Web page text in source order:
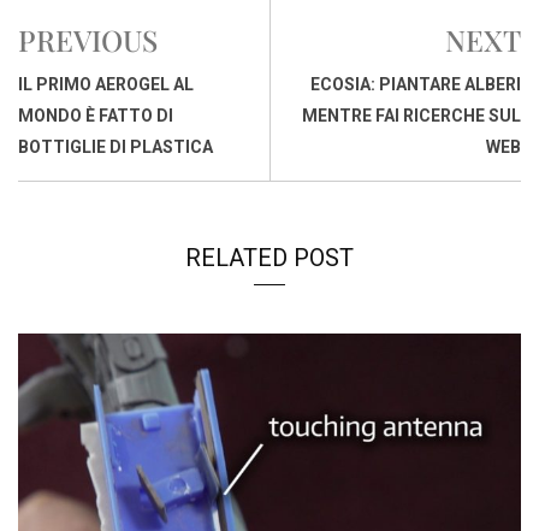
o
o
k
A
p
p
I
k
PREVIOUS
IL PRIMO AEROGEL AL
MONDO È FATTO DI
BOTTIGLIE DI PLASTICA
NEXT
ECOSIA: PIANTARE ALBERI
MENTRE FAI RICERCHE SUL
WEB
RELATED POST